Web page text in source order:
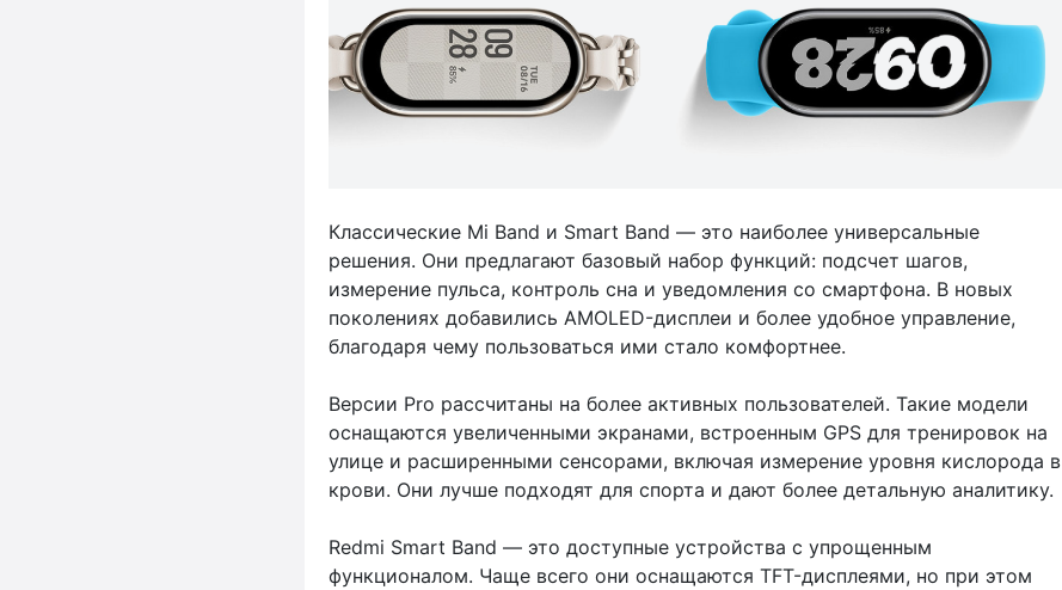
Классические Mi Band и Smart Band — это наиболее универсальные
решения. Они предлагают базовый набор функций: подсчет шагов,
измерение пульса, контроль сна и уведомления со смартфона. В новых
поколениях добавились AMOLED-дисплеи и более удобное управление,
благодаря чему пользоваться ими стало комфортнее.
Версии Pro рассчитаны на более активных пользователей. Такие модели
оснащаются увеличенными экранами, встроенным GPS для тренировок на
улице и расширенными сенсорами, включая измерение уровня кислорода в
крови. Они лучше подходят для спорта и дают более детальную аналитику.
Redmi Smart Band — это доступные устройства с упрощенным
функционалом. Чаще всего они оснащаются TFT-дисплеями, но при этом